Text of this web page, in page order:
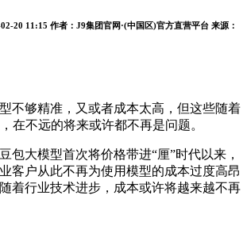
20 11:15 作者： J9集团官网·(中国区)官方直营平台 来源：
够精准，又或者成本太高，但这些随着
在不远的将来或许都不再是问题。
大模型首次将价格带进“厘”时代以来，
客户从此不再为使用模型的成本过度高昂
着行业技术进步，成本或许将越来越不再